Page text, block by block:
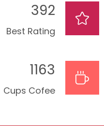
421
Best Rating
1250
Cups Cofee